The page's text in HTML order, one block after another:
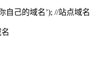
自己的域名’); //站点域名